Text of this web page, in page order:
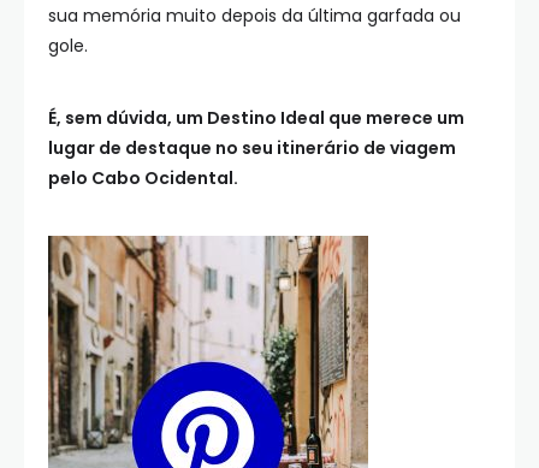
sua memória muito depois da última garfada ou
gole.
É, sem dúvida, um Destino Ideal que merece um
lugar de destaque no seu itinerário de viagem
pelo Cabo Ocidental.